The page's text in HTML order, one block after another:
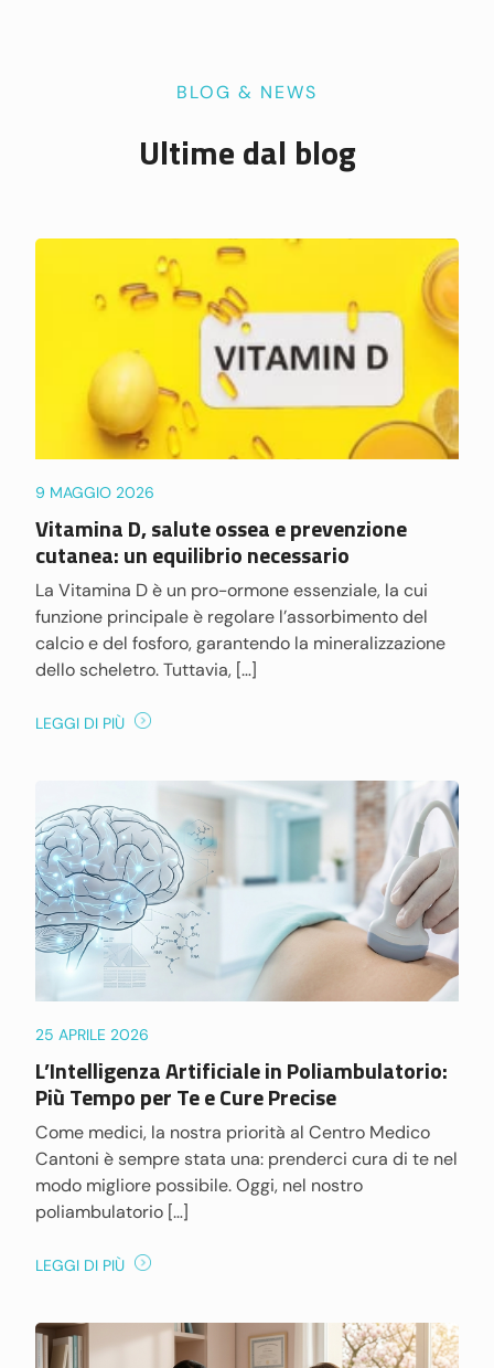
BLOG & NEWS
Ultime dal blog
9 MAGGIO 2026
Vitamina D, salute ossea e prevenzione
cutanea: un equilibrio necessario
La Vitamina D è un pro-ormone essenziale, la cui
funzione principale è regolare l’assorbimento del
calcio e del fosforo, garantendo la mineralizzazione
dello scheletro. Tuttavia, […]
LEGGI DI PIÙ
25 APRILE 2026
L’Intelligenza Artificiale in Poliambulatorio:
Più Tempo per Te e Cure Precise
Come medici, la nostra priorità al Centro Medico
Cantoni è sempre stata una: prenderci cura di te nel
modo migliore possibile. Oggi, nel nostro
poliambulatorio […]
LEGGI DI PIÙ